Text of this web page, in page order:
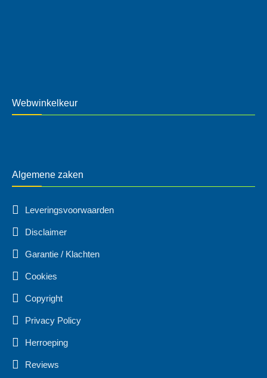
Webwinkelkeur
Algemene zaken
Leveringsvoorwaarden
Disclaimer
Garantie / Klachten
Cookies
Copyright
Privacy Policy
Herroeping
Reviews